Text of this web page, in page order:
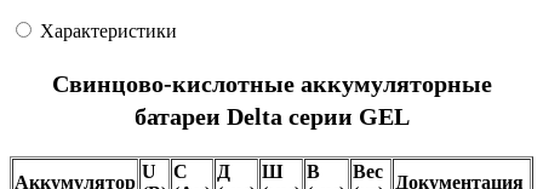
Характеристики
Свинцово-кислотные аккумуляторные
батареи Delta серии GEL
Аккумулятор
U
C
Д
Ш
В
Вес
Документация